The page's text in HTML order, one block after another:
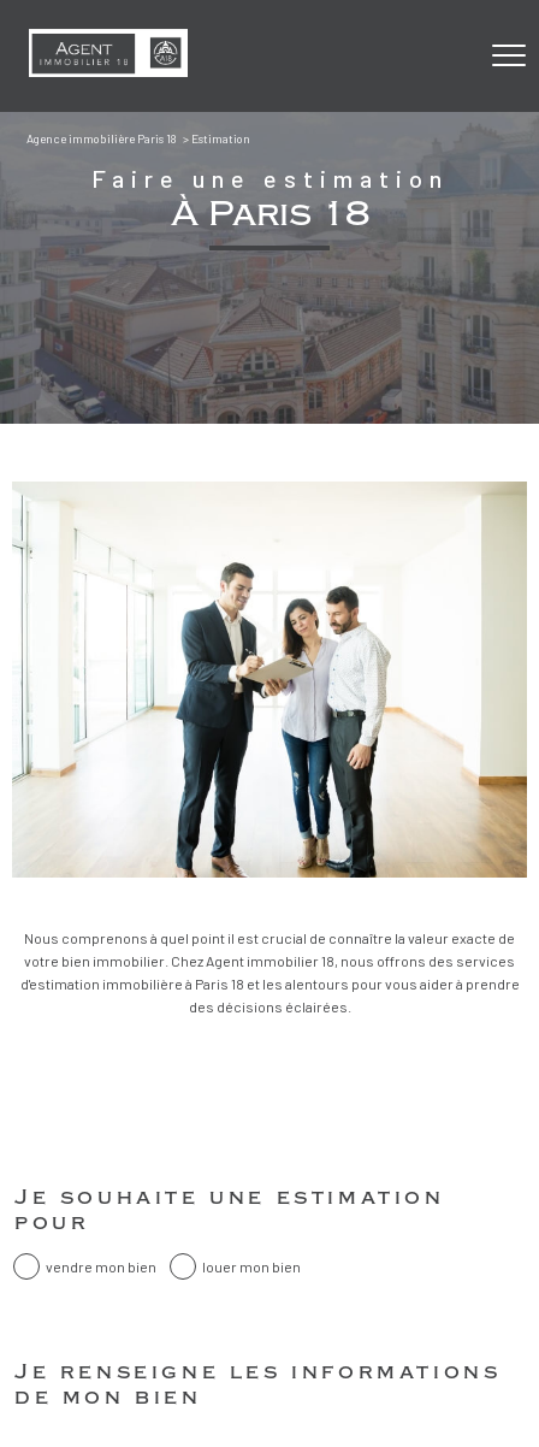
Agence immobilière Paris 18 Estimation
Faire une estimation
À Paris 18
Nous comprenons à quel point il est crucial de connaître la valeur exacte de
votre bien immobilier. Chez Agent immobilier 18, nous offrons des services
d'estimation immobilière à Paris 18 et les alentours pour vous aider à prendre
des décisions éclairées.
par
défaut
Je souhaite une estimation
pour
vendre mon bien louer mon bien
par
défaut
Je renseigne les informations
de mon bien